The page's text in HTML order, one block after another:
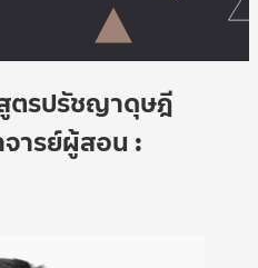
ตรปรัชญาดุษฎี
ารย์ผู้สอน :